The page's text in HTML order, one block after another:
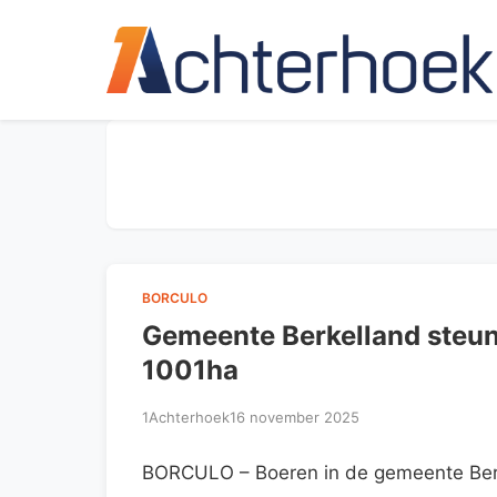
BORCULO
Gemeente Berkelland
1001ha
1Achterhoek16 november 2025
BORCULO – Boeren in de gemeente